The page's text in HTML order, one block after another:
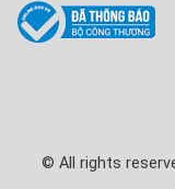
© All rights